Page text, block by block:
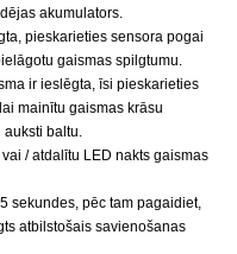
akumulators.
gaismas spilgtumu.
ir ieslēgta, īsi pieskarieties
mainītu gaismas krāsu
auksti baltu.
/ atdalītu LED nakts gaismas
sekundes, pēc tam pagaidiet,
atbilstošais savienošanas